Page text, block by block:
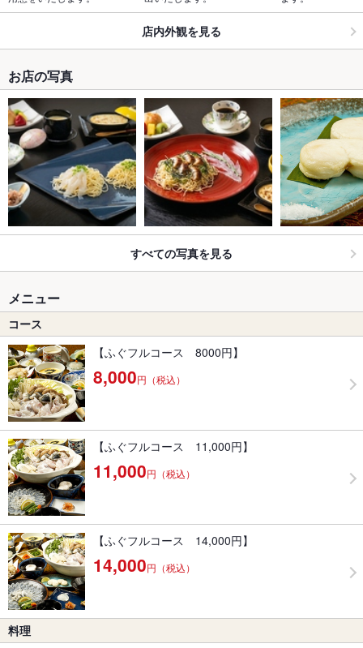
店内外観を見る
お店の写真
すべての写真を見る
メニュー
コース
【ふぐフルコース 8000円】
8,000円（税込）
【ふぐフルコース 11,000円】
11,000円（税込）
【ふぐフルコース 14,000円】
14,000円（税込）
料理